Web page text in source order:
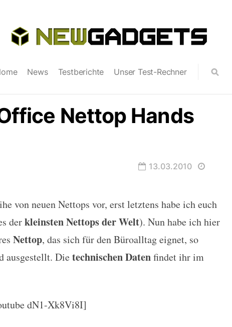
News Testberichte Unser Test-Rechner
Nettop Hands
13.03.2010
Hands On
von neuen Nettops vor, erst letztens habe ich euch
derkleinsten Nettops der Welt). Nun habe ich hier
Nettop, das sich für den Büroalltag eignet, so
ausgestellt. Dietechnischen Datenfindet ihr im
dN1-Xk8Vi8I]